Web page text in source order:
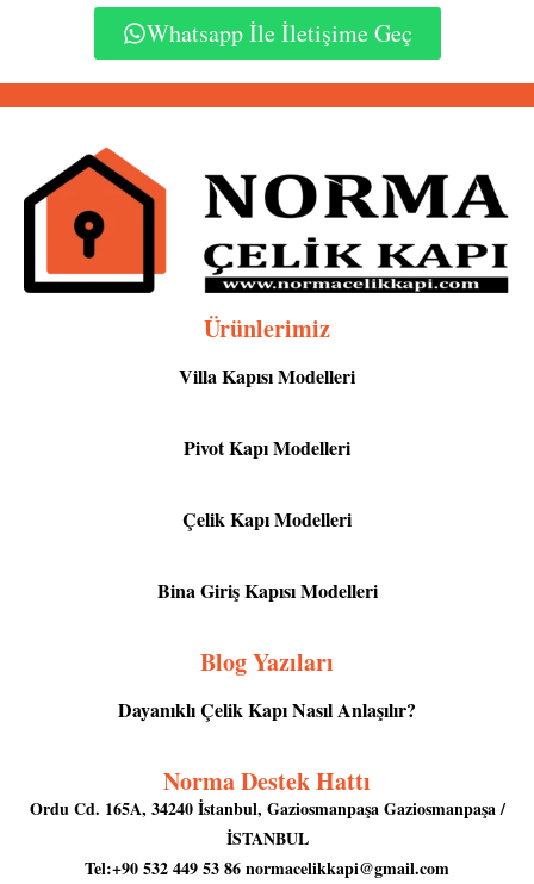
Whatsapp İle İletişime Geç
Ürünlerimiz
Villa Kapısı Modelleri
Pivot Kapı Modelleri
Çelik Kapı Modelleri
Bina Giriş Kapısı Modelleri
Blog Yazıları
Dayanıklı Çelik Kapı Nasıl Anlaşılır?
Norma Destek Hattı
Ordu Cd. 165A, 34240 İstanbul, Gaziosmanpaşa Gaziosmanpaşa /
İSTANBUL
Tel:+90 532 449 53 86normacelikkapi@gmail.com